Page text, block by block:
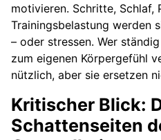
motivieren. Schritte, Schlaf,
Trainingsbelastung werden
– oder stressen. Wer
zum eigenen Körpergefühl
nützlich, aber sie ersetzen
Kritischer Blick:
Schattenseiten